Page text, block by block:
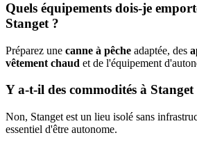
Quels équipements dois-je
Stanget ?
Préparez une canne à pêche adaptée, des
vêtement chaud et de l'équipement
Y a-t-il des commodités à Stanget
Non, Stanget est un lieu isolé sans
essentiel d'être autonome.